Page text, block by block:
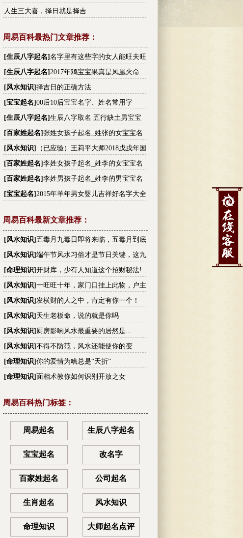
人生三大喜，择日就是择吉
周易百科最热门文章推荐：
[生辰八字起名] 名字里有这些字的女人能旺夫旺
财,看有没有你的
[生辰八字起名] 2017年鸡宝宝果真是凤凰火命
[风水知识] 择吉日的正确方法
[宝宝起名] 00后10后宝宝名字、姓名常用字
[生辰八字起名] 生辰八字取名 五行缺土男宝宝
名字大全
[百家姓起名] 张姓女孩子起名_姓张的女宝宝名
字_张姓高分名字大全
[风水知识]
（已应验）王莉平大师2018戊戌年国
际国内大事件预测
[百家姓起名] 李姓女孩子起名_姓李的女宝宝名
字_李姓高分名字大全
[百家姓起名] 李姓男孩子起名_姓李的男宝宝名
字_李姓高分名字大全
[宝宝起名] 2015年羊年男女婴儿吉祥好名字大全
周易百科最新文章推荐：
[风水知识] 五毒月九毒日即将来临，五毒月到底
有多毒？男女禁忌不可不知！
[风水知识] 端午节风水习俗才是节日关键，这九
大禁忌你不可不知!
[命理知识] 开财库，少有人知道这个招财秘法!
[风水知识] 一旺旺十年，家门口挂上此物，户主
越住越有钱
[风水知识] 发横财的人之中，肯定有你一个！
[风水知识] 天生老板命，说的就是你吗
[风水知识] 厨房影响风水最重要的居然是...
[风水知识] 不得不防范，风水还能使你的变
丑？！
[命理知识] 你的爱情为啥总是“夭折”
[命理知识] 面相术教你如何识别开放之女
周易百科热门标签：
周易起名 生辰八字起名
宝宝起名 改名字
百家姓起名 公司起名
生肖起名 风水知识
命理知识 大师起名点评